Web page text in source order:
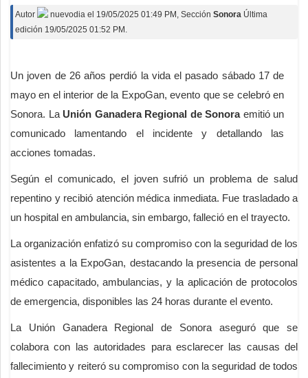
Autor nuevodia el 19/05/2025 01:49 PM , Sección Sonora Última
edición 19/05/2025 01:52 PM.
Un joven de 26 años perdió la vida el pasado sábado 17 de
mayo en el interior de la ExpoGan, evento que se celebró en
Sonora. La Unión Ganadera Regional de Sonoraemitió un
comunicado lamentando el incidente y detallando las
acciones tomadas.
Según el comunicado, el joven sufrió un problema de salud
repentino y recibió atención médica inmediata. Fue trasladado a
un hospital en ambulancia, sin embargo, falleció en el trayecto.
La organización enfatizó su compromiso con la seguridad de los
asistentes a la ExpoGan, destacando la presencia de personal
médico capacitado, ambulancias, y la aplicación de protocolos
de emergencia, disponibles las 24 horas durante el evento.
La Unión Ganadera Regional de Sonora aseguró que se
colabora con las autoridades para esclarecer las causas del
fallecimiento y reiteró su compromiso con la seguridad de todos